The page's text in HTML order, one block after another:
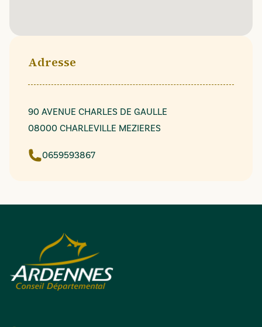
Adresse
90 AVENUE CHARLES DE GAULLE
08000 CHARLEVILLE MEZIERES
0659593867